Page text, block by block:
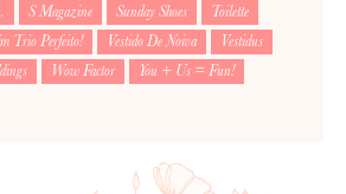
S Magazine Sunday Shoes
Toilette
Trio Perfeito! Vestido De Noiva
Vestidus
Wow Factor
You + Us = Fun!